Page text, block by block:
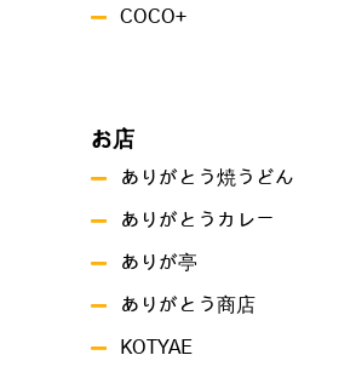
COCO+
お店
ありがとう焼うどん
ありがとうカレー
ありが亭
ありがとう商店
KOTYAE